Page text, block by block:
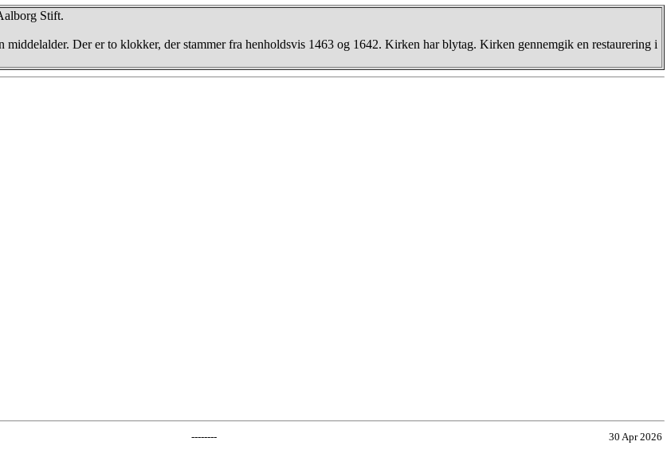
Stift.
middelalder. Der er to klokker, der stammer fra henholdsvis 1463 og 1642. Kirken har blytag. Kirken gennemgik en restaurering i
-------- 30 Apr 2026